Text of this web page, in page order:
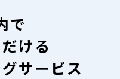
で
ける
サービス